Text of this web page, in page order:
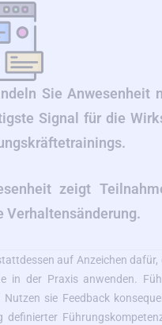
Sie Anwesenheit
Signal für die
zeigt
Verhaltensänderung.
auf Anzeichen
in der Praxis anwenden.
Nutzen sie Feedback
definierter